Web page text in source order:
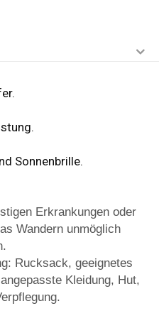
Sonnenbrille.
Erkrankungen oder
Wandern unmöglich
Rucksack, geeignetes
Kleidung, Hut,